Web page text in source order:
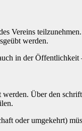
Vereins
werden.
in der Öffentlichkeit
Über den
oder umgekehrt)